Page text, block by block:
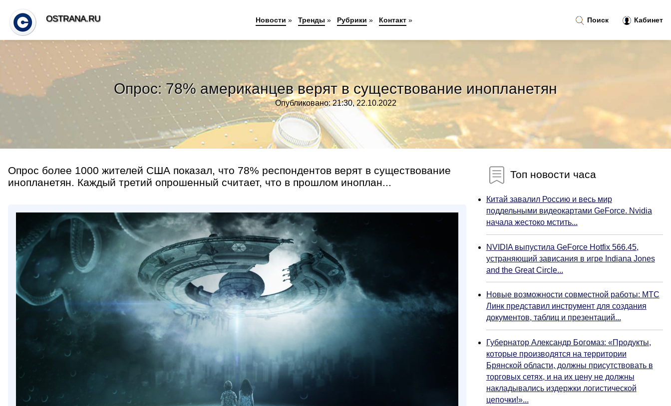
Опрос: 78% американцев верят в существование инопланетян
Опубликовано: 21:30, 22.10.2022
Опрос более 1000 жителей США показал, что 78% респондентов верят в существование
инопланетян. Каждый третий опрошенный считает, что в прошлом иноплан...
Топ новости часа
Китай завалил Россию и весь мир
поддельными видеокартами GeForce. Nvidia
начала жестоко мстить...
NVIDIA выпустила GeForce Hotfix 566.45,
устраняющий зависания в игре Indiana Jones
and the Great Circle...
Новые возможности совместной работы: МТС
Линк представил инструмент для создания
документов, таблиц и презентаций...
Губернатор Александр Богомаз: «Продукты,
которые производятся на территории
Брянской области, должны присутствовать в
торговых сетях, и на их цену не должны
накладывались издержки логистической
цепочки!»...
Поиск Кабинет
OSTRANA.RU Новости » Тренды » Рубрики » Контакт»